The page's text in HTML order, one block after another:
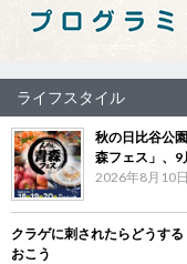
ライフスタイル
秋の日比谷公
森フェス」、9
2026年8月10日
クラゲに刺されたらどうす
おこう